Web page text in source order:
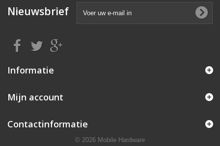
Nieuwsbrief
Informatie
Mijn account
Contactinformatie
© 2026 Mobile Hardware